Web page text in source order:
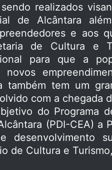
realizados
de Alcântara
e aos
de Cultura e
para que a
novos
também tem um
com a chegada
do Programa
(PDI-CEA) a
desenvolvimento
de Cultura e